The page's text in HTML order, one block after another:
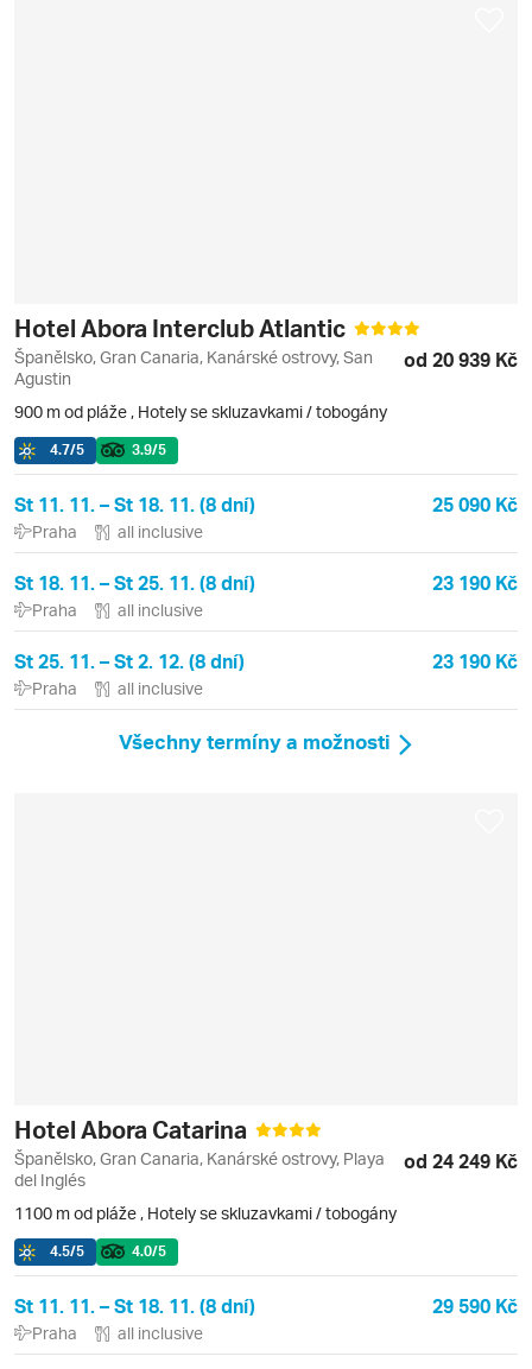
Hotel Abora Interclub Atlantic
Španělsko, Gran Canaria, Kanárské ostrovy, San
Agustin
od 20 939 Kč
900 m od pláže , Hotely se skluzavkami / tobogány
4.7/5 3.9/5
St 11. 11. – St 18. 11. (8 dní) 25 090 Kč
Praha all inclusive
St 18. 11. – St 25. 11. (8 dní) 23 190 Kč
Praha all inclusive
St 25. 11. – St 2. 12. (8 dní) 23 190 Kč
Praha all inclusive
Všechny termíny a možnosti
Hotel Abora Catarina
Španělsko, Gran Canaria, Kanárské ostrovy, Playa
del Inglés
od 24 249 Kč
1100 m od pláže , Hotely se skluzavkami / tobogány
4.5/5 4.0/5
St 11. 11. – St 18. 11. (8 dní) 29 590 Kč
Praha all inclusive